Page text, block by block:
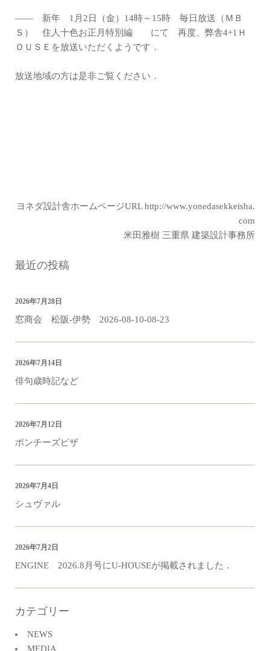
―― 新年 1月2日（金）14時～15時 毎日放送（ＭＢ
Ｓ） 住人十色お正月特別編 にて 再度、弊舎4+1Ｈ
ＯＵＳＥを放送いただくようです．
放送地域の方は是非ご覧ください．
ヨネダ設計舎ホームページURLhttp://www.yonedasekkeisha.
com
米田雅樹 三重県 建築設計事務所
最近の投稿
窓商会 松阪-伊勢 2026-08-10-08-23
2026年7月28日
俳句歳時記など
2026年7月14日
ポンチーズピザ
2026年7月12日
シュヴァル
2026年7月4日
ENGINE 2026.8月号にU-HOUSEが掲載されました．
2026年7月2日
カテゴリー
NEWS
MEDIA